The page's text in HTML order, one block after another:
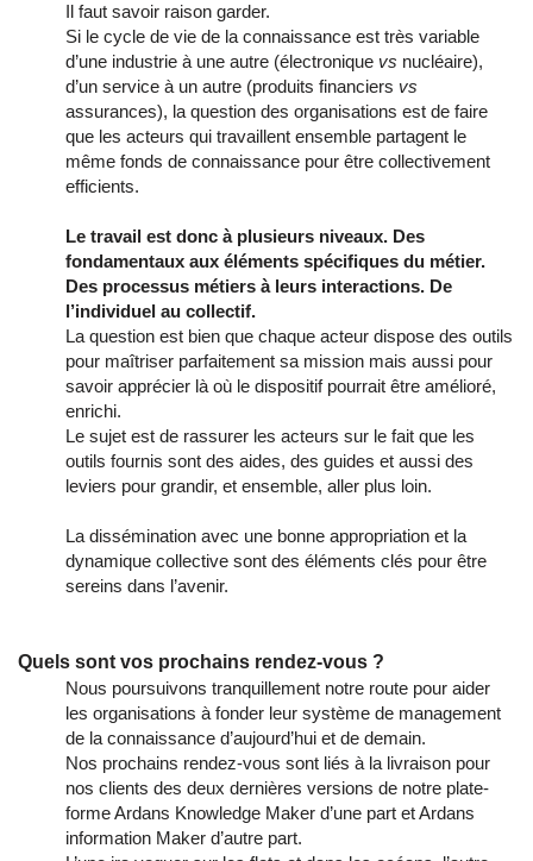
Il faut savoir raison garder.
Si le cycle de vie de la connaissance est très variable
d’une industrie à une autre (électronique vs nucléaire),
d’un service à un autre (produits financiers vs
assurances), la question des organisations est de faire
que les acteurs qui travaillent ensemble partagent le
même fonds de connaissance pour être collectivement
efficients.
Le travail est donc à plusieurs niveaux. Des
fondamentaux aux éléments spécifiques du métier.
Des processus métiers à leurs interactions. De
l’individuel au collectif.
La question est bien que chaque acteur dispose des outils
pour maîtriser parfaitement sa mission mais aussi pour
savoir apprécier là où le dispositif pourrait être amélioré,
enrichi.
Le sujet est de rassurer les acteurs sur le fait que les
outils fournis sont des aides, des guides et aussi des
leviers pour grandir, et ensemble, aller plus loin.
La dissémination avec une bonne appropriation et la
dynamique collective sont des éléments clés pour être
sereins dans l’avenir.
Quels sont vos prochains rendez-vous ?
Nous poursuivons tranquillement notre route pour aider
les organisations à fonder leur système de management
de la connaissance d’aujourd’hui et de demain.
Nos prochains rendez-vous sont liés à la livraison pour
nos clients des deux dernières versions de notre plate-
forme Ardans Knowledge Maker d’une part et Ardans
information Maker d’autre part.